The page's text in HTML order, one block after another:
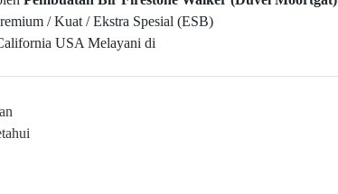
/ Kuat / Ekstra Spesial (ESB)
USA Melayani di